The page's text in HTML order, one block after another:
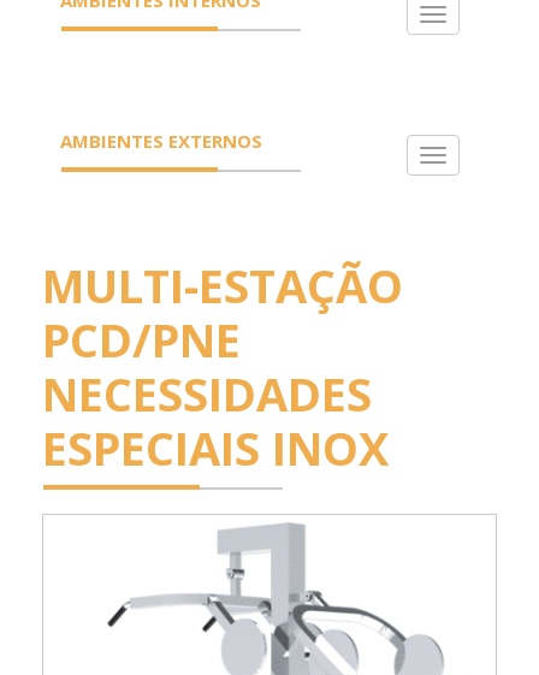
Toggle
AMBIENTES EXTERNOS
Toggle
MULTI-ESTAÇÃO
PCD/PNE
NECESSIDADES
ESPECIAIS INOX